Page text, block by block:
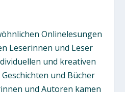
Onlinelesungen
Leserinnen und Leser
und kreativen
und Bücher
und Autoren kamen